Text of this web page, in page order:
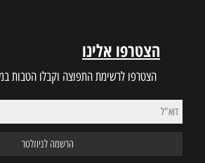
הצטרפו אלינו
הצטרפו לרשימת התפוצה וקבלו הטבות